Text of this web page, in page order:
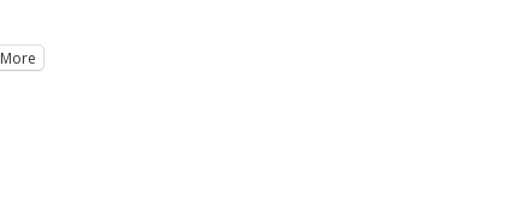
More